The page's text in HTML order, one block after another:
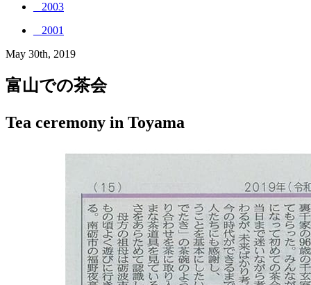
_ 2003
_ 2001
May 30th, 2019
富山での茶会
Tea ceremony in Toyama